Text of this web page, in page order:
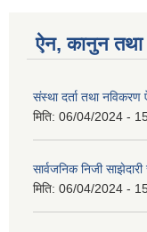
ऐन, कानुन तथा
संस्था दर्ता तथा
मिति: 06/04/2024 -
सार्वजनिक निजी
मिति: 06/04/2024 -